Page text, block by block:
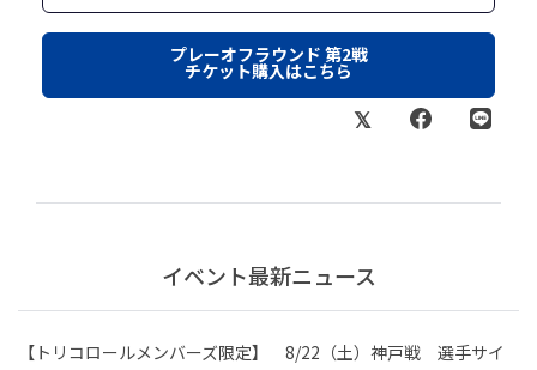
プレーオフラウンド 第2戦
チケット購入はこちら
イベント最新ニュース
【トリコロールメンバーズ限定】 8/22（土）神戸戦 選手サイ